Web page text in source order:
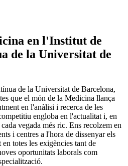
en l'Institut de
de la Universitat de
de la Universitat de Barcelona,
que el món de la Medicina llança
en l'anàlisi i recerca de les
engloba en l'actualitat i, en
vegada més ric. Ens recolzem en
i centres a l'hora de dissenyar els
totes les exigències tant de
oportunitats laborals com